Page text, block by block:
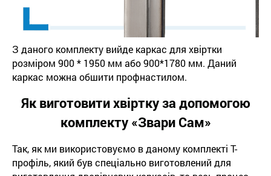
З даного комплекту вийде каркас для хвіртки
розміром 900 * 1950 мм або 900*1780 мм. Даний
каркас можна обшити профнастилом.
Як виготовити хвіртку за допомогою
комплекту «Звари Сам»
Так, як ми використовуємо в даному комплекті Т-
профіль, який був спеціально виготовлений для